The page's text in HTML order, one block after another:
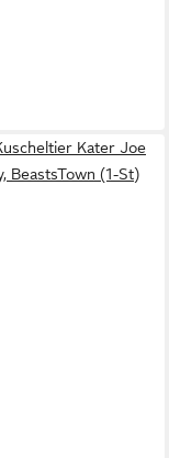
Kater Joe
BeastsTown (1-St)